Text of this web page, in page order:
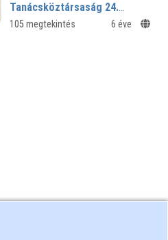
Tanácsköztársaság 24.
Mautner Zoltán előadása
105 megtekintés 6 éve